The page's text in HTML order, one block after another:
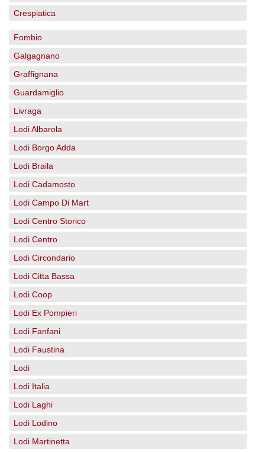
Crespiatica
Fombio
Galgagnano
Graffignana
Guardamiglio
Livraga
Lodi Albarola
Lodi Borgo Adda
Lodi Braila
Lodi Cadamosto
Lodi Campo Di Mart
Lodi Centro Storico
Lodi Centro
Lodi Circondario
Lodi Citta Bassa
Lodi Coop
Lodi Ex Pompieri
Lodi Fanfani
Lodi Faustina
Lodi
Lodi Italia
Lodi Laghi
Lodi Lodino
Lodi Martinetta